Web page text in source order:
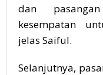
dan
kesempatan
jelas Saiful.
Selanjutnya,